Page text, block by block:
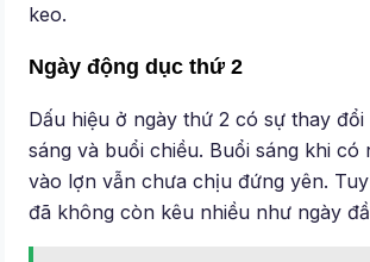
keo.
Ngày động dục thứ 2
Dấu hiệu ở ngày thứ 2 có sự thay
sáng và buổi chiều. Buổi sáng khi có
vào lợn vẫn chưa chịu đứng yên.
đã không còn kêu nhiều như ngày